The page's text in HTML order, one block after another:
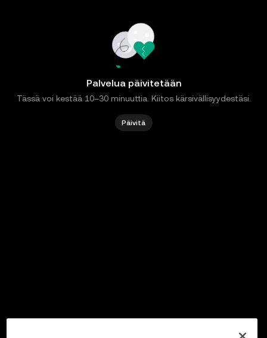
Palvelua päivitetään
Tässä voi kestää 10–30 minuuttia. Kiitos kärsivällisyydestäsi.
Päivitä